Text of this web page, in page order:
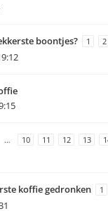
boontjes? 1 2
… 10 11 12 13
koffie gedronken 1